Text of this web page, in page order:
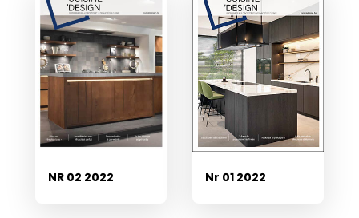
NR 02 2022 Nr 01 2022